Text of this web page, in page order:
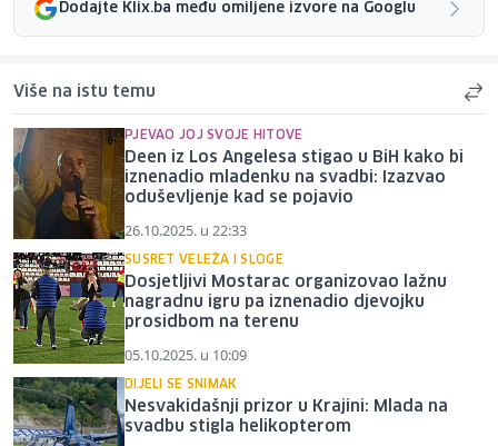
Dodajte Klix.ba među omiljene izvore na Googlu
Više na istu temu
PJEVAO JOJ SVOJE HITOVE
Deen iz Los Angelesa stigao u BiH kako bi
iznenadio mladenku na svadbi: Izazvao
oduševljenje kad se pojavio
26.10.2025. u 22:33
SUSRET VELEŽA I SLOGE
Dosjetljivi Mostarac organizovao lažnu
nagradnu igru pa iznenadio djevojku
prosidbom na terenu
05.10.2025. u 10:09
DIJELI SE SNIMAK
Nesvakidašnji prizor u Krajini: Mlada na
svadbu stigla helikopterom